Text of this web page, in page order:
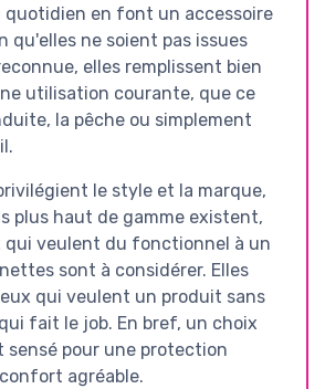
quotidien en font un accessoire
qu'elles ne soient pas issues
elles remplissent bien
utilisation courante, que ce
la pêche ou simplement
le style et la marque,
plus haut de gamme existent,
qui veulent du fonctionnel à un
sont à considérer. Elles
qui veulent un produit sans
fait le job. En bref, un choix
sensé pour une protection
agréable.